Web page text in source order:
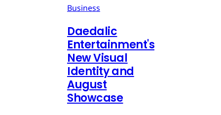
Business
Daedalic
Entertainment's
New Visual
Identity and
August
Showcase